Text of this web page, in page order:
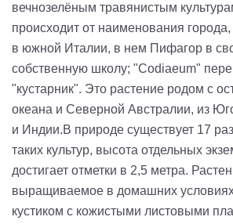
вечнозелёным травянистым
происходит от наименования
в южной Италии, в нем Пифагор в
собственную школу; "Сodiaeum"
"кустарник". Это растение родом с
океана и Северной Австралии, из
и Индии.В природе существует 17
таких культур, высота отдельных
достигает отметки в 2,5 метра.
выращиваемое в домашних
кустиком с кожистыми листовыми